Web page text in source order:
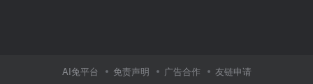
AI兔平台 免责声明 广告合作 友链申请